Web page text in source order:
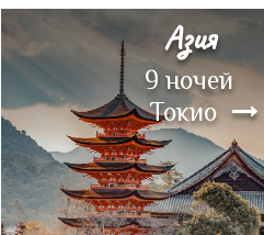
Азия
9 ночей
Токио